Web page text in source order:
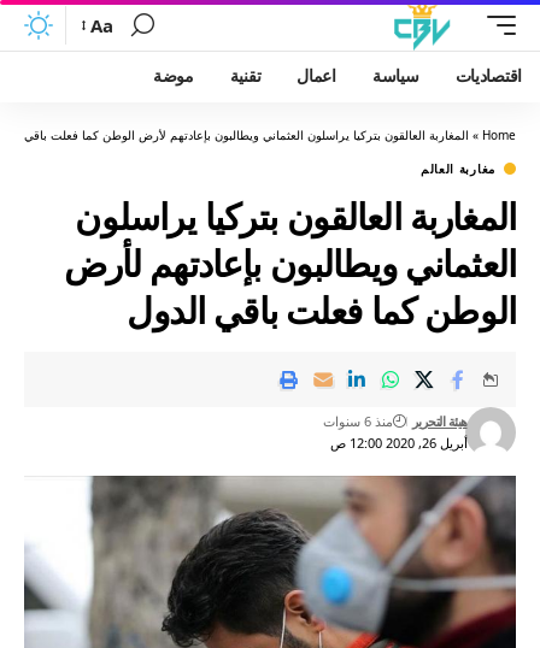
Aa
اقتصاديات سياسة اعمال تقنية موضة
Home
» المغاربة العالقون بتركيا يراسلون العثماني ويطالبون بإعادتهم لأرض الوطن كما فعلت باقي
مغاربة العالم
المغاربة العالقون بتركيا يراسلون
العثماني ويطالبون بإعادتهم لأرض
الوطن كما فعلت باقي الدول
أبريل 26, 2020 12:00 ص
هيئة التحرير منذ 6 سنوات